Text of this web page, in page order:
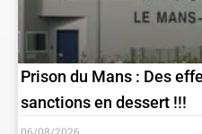
Prison du Mans : Des
sanctions en dessert !!!